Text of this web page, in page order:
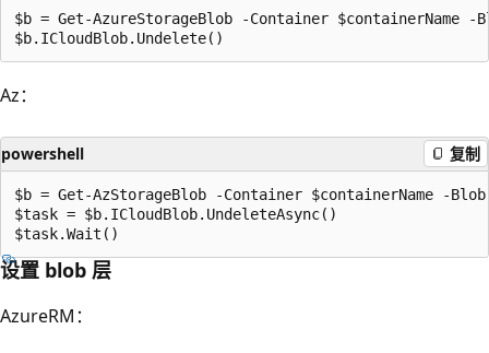
$b = Get-AzureStorageBlob -Container $containerName
Az：
powershell 复制
$b = Get-AzStorageBlob -Container $containerName -
$task = $b.ICloudBlob.UndeleteAsync()
设置 blob 层
AzureRM：